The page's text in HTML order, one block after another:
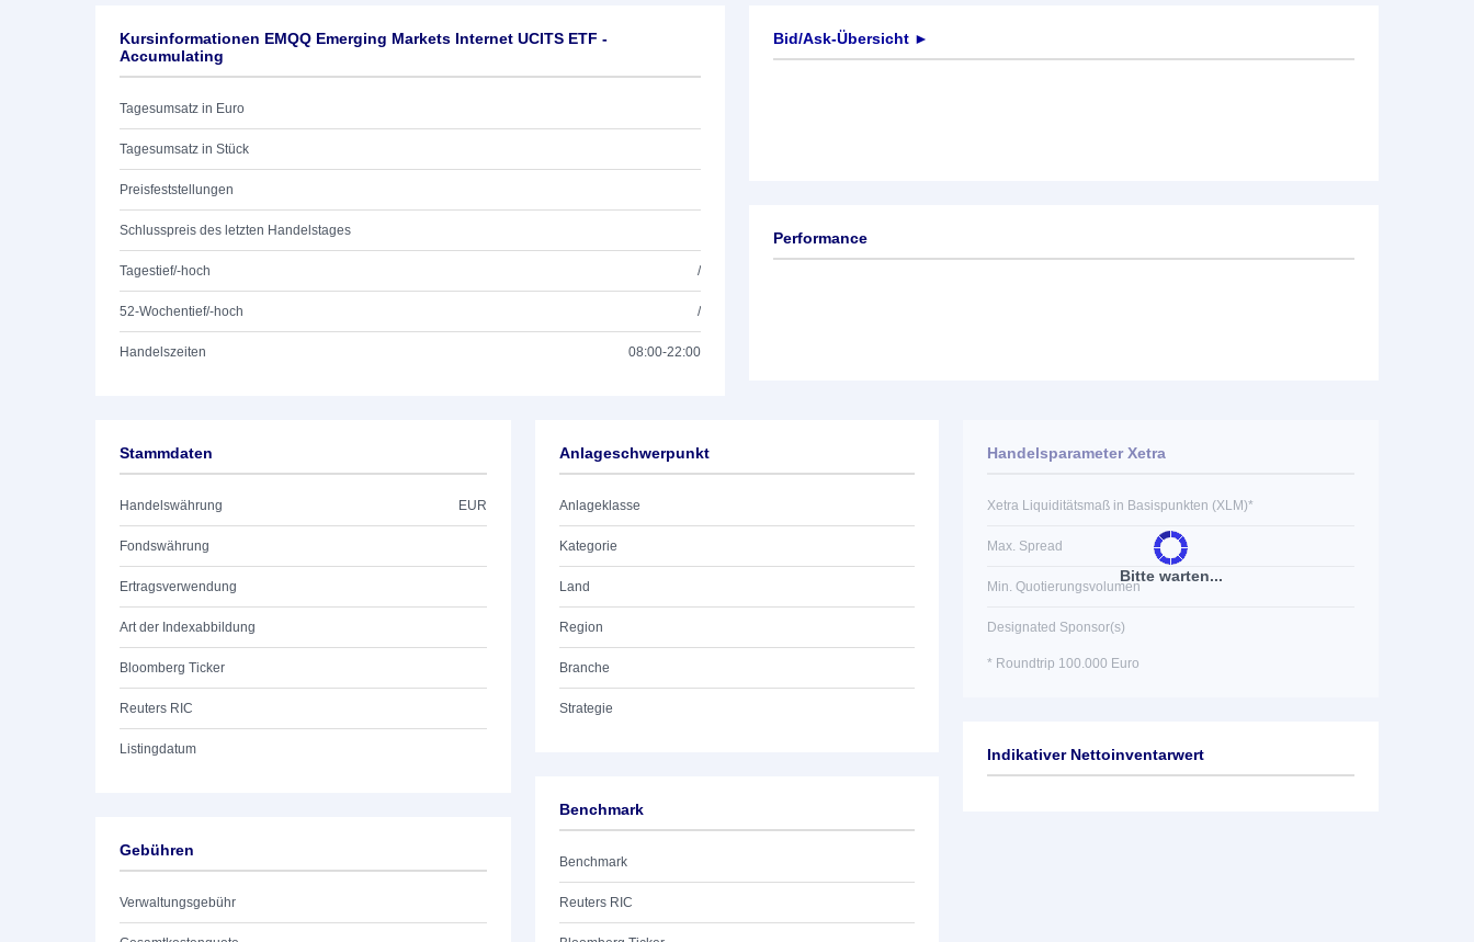
Kursinformationen EMQQ Emerging Markets Internet UCITS ETF -
Accumulating
Tagesumsatz in Euro
Tagesumsatz in Stück
Preisfeststellungen
Schlusspreis des letzten Handelstages
Tagestief/-hoch /
52-Wochentief/-hoch /
Handelszeiten 08:00-22:00
Bid/Ask-Übersicht ►
Performance
Stammdaten
Handelswährung EUR
Fondswährung
Ertragsverwendung
Art der Indexabbildung
Bloomberg Ticker
Reuters RIC
Listingdatum
Gebühren
Verwaltungsgebühr
Anlageschwerpunkt
Anlageklasse
Kategorie
Land
Region
Branche
Strategie
Benchmark
Benchmark
Reuters RIC
Bitte warten...
Handelsparameter Xetra
Xetra Liquiditätsmaß in Basispunkten (XLM)*
Max. Spread
Min. Quotierungsvolumen
Designated Sponsor(s)
* Roundtrip 100.000 Euro
Indikativer Nettoinventarwert